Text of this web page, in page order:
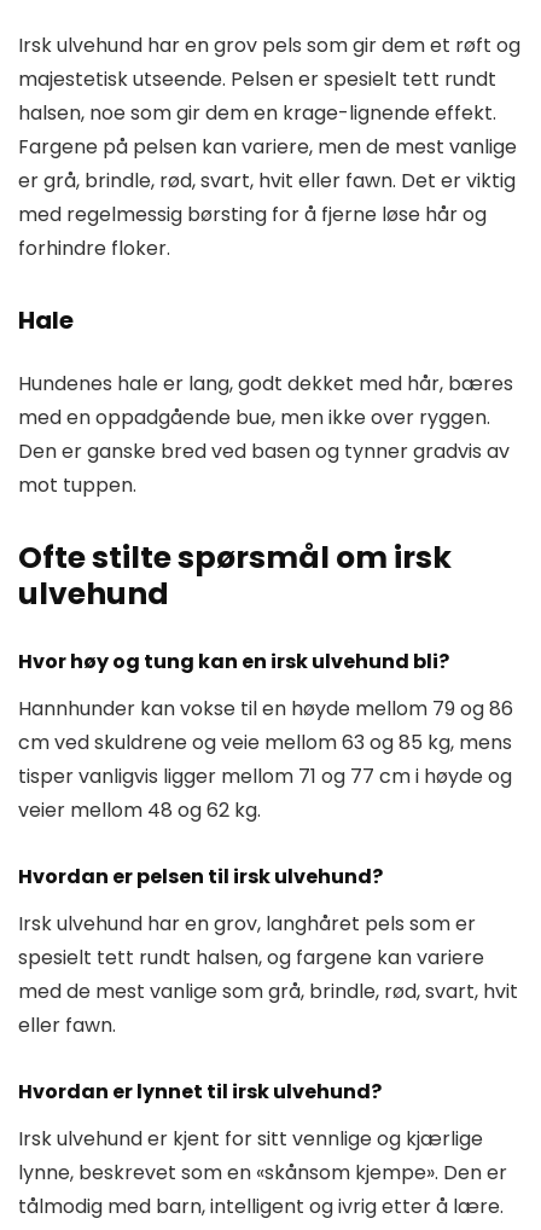
Irsk ulvehund har en grov pels som gir dem et røft og
majestetisk utseende. Pelsen er spesielt tett rundt
halsen, noe som gir dem en krage-lignende effekt.
Fargene på pelsen kan variere, men de mest vanlige
er grå, brindle, rød, svart, hvit eller fawn. Det er viktig
med regelmessig børsting for å fjerne løse hår og
forhindre floker.
Hale
Hundenes hale er lang, godt dekket med hår, bæres
med en oppadgående bue, men ikke over ryggen.
Den er ganske bred ved basen og tynner gradvis av
mot tuppen.
Ofte stilte spørsmål om irsk
ulvehund
Hvor høy og tung kan en irsk ulvehund bli?
Hannhunder kan vokse til en høyde mellom 79 og 86
cm ved skuldrene og veie mellom 63 og 85 kg, mens
tisper vanligvis ligger mellom 71 og 77 cm i høyde og
veier mellom 48 og 62 kg.
Hvordan er pelsen til irsk ulvehund?
Irsk ulvehund har en grov, langhåret pels som er
spesielt tett rundt halsen, og fargene kan variere
med de mest vanlige som grå, brindle, rød, svart, hvit
eller fawn.
Hvordan er lynnet til irsk ulvehund?
Irsk ulvehund er kjent for sitt vennlige og kjærlige
lynne, beskrevet som en «skånsom kjempe». Den er
tålmodig med barn, intelligent og ivrig etter å lære.